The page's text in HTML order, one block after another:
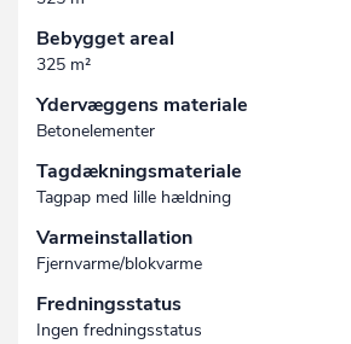
Bebygget areal
325 m²
Ydervæggens materiale
Betonelementer
Tagdækningsmateriale
Tagpap med lille hældning
Varmeinstallation
Fjernvarme/blokvarme
Fredningsstatus
Ingen fredningsstatus